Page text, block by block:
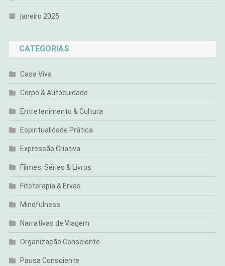
janeiro 2025
CATEGORIAS
Casa Viva
Corpo & Autocuidado
Entretenimento & Cultura
Espiritualidade Prática
Expressão Criativa
Filmes, Séries & Livros
Fitoterapia & Ervas
Mindfulness
Narrativas de Viagem
Organização Consciente
Pausa Consciente